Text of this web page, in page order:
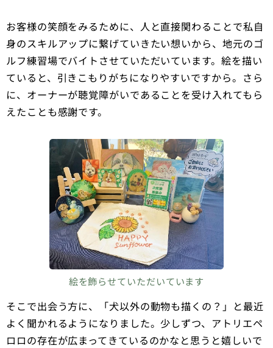
お客様の笑顔をみるために、人と直接関わることで私自
身のスキルアップに繋げていきたい想いから、地元のゴ
ルフ練習場でバイトさせていただいています。絵を描い
ていると、引きこもりがちになりやすいですから。さら
に、オーナーが聴覚障がいであることを受け入れてもら
えたことも感謝です。
絵を飾らせていただいています
そこで出会う方に、「犬以外の動物も描くの？」と最近
よく聞かれるようになりました。少しずつ、アトリエペ
ロロの存在が広まってきているのかなと思うと嬉しいで